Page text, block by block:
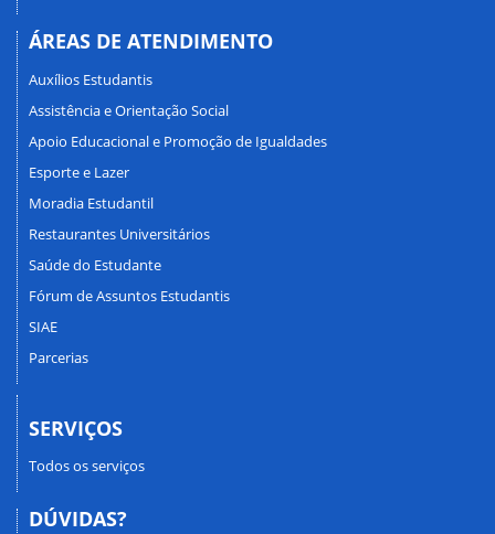
ÁREAS DE ATENDIMENTO
Auxílios Estudantis
Assistência e Orientação Social
Apoio Educacional e Promoção de Igualdades
Esporte e Lazer
Moradia Estudantil
Restaurantes Universitários
Saúde do Estudante
Fórum de Assuntos Estudantis
SIAE
Parcerias
SERVIÇOS
Todos os serviços
DÚVIDAS?